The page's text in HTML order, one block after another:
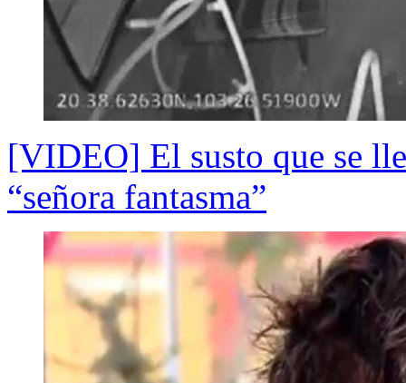
[VIDEO] El susto que se
“señora fantasma”